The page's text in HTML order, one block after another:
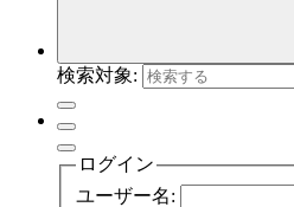
検索対象:
ログイン
ユーザー名: